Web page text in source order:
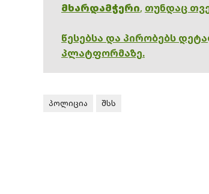
მხარდამჭერი, თუნდაც
წესებსა და პირობებს
პლატფორმაზე.
პოლიცია შსს